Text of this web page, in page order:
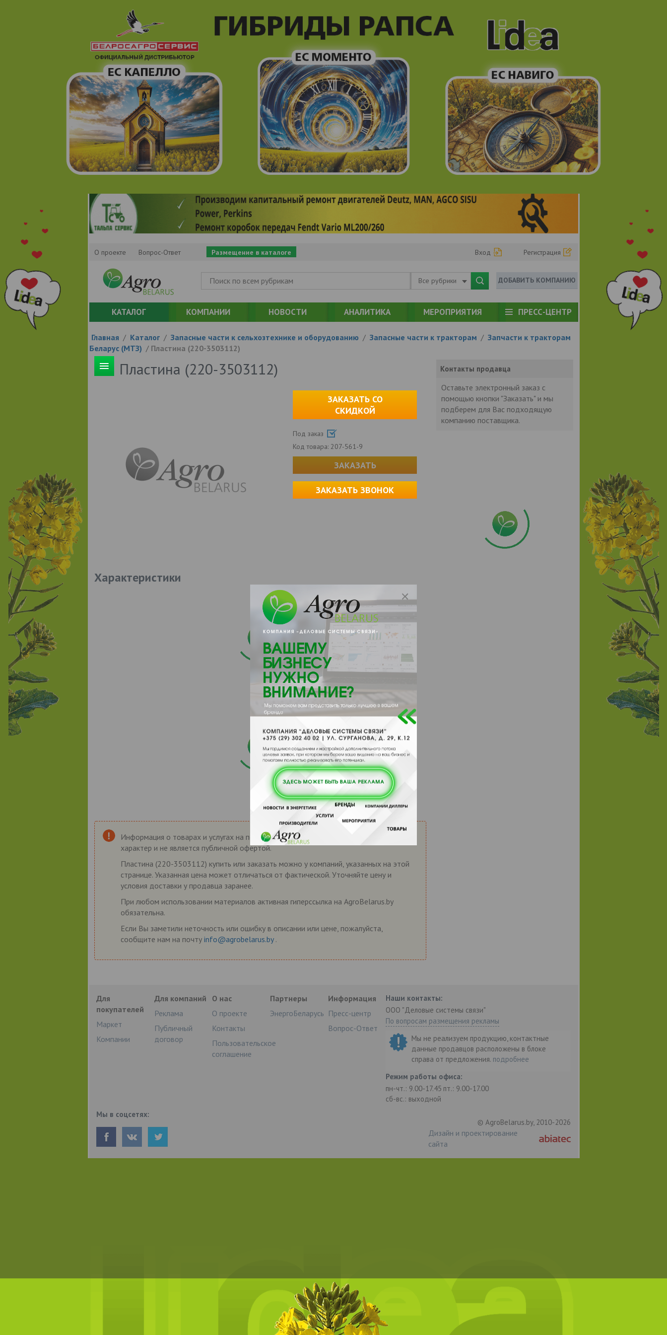
О проекте Вопрос-Ответ Размещение в каталоге Вход Регистрация
Все рубрики ДОБАВИТЬ КОМПАНИЮ
КАТАЛОГ КОМПАНИИ НОВОСТИ АНАЛИТИКА МЕРОПРИЯТИЯ ПРЕСС-ЦЕНТР
Главная / Каталог / Запасные части к сельхозтехнике и оборудованию / Запасные части к тракторам / Запчасти к тракторам
Беларус (МТЗ) / Пластина (220-3503112)
Пластина (220-3503112)
ЗАКАЗАТЬ СО
СКИДКОЙ
Под заказ
Код товара: 207-561-9
ЗАКАЗАТЬ
ЗАКАЗАТЬ ЗВОНОК
Характеристики
Контакты продавца
Оставьте электронный заказ с
помощью кнопки "Заказать" и мы
подберем для Вас подходящую
компанию поставщика.
Информация о товарах и услугах на портале AgroBelarus.by носит справочный
характер и не является публичной офертой.
Пластина (220-3503112) купить или заказать можно у компаний, указанных на этой
странице. Указанная цена может отличаться от фактической. Уточняйте цену и
условия доставки у продавца заранее.
При любом использовании материалов активная гиперссылка на AgroBelarus.by
обязательна.
Если Вы заметили неточность или ошибку в описании или цене, пожалуйста,
сообщите нам на почту info@agrobelarus.by .
Для
покупателей
Маркет
Компании
Для компаний
Реклама
Публичный
договор
О нас
О проекте
Контакты
Пользовательское
соглашение
Партнеры
ЭнергоБеларусь
Информация
Пресс-центр
Вопрос-Ответ
Наши контакты:
ООО "Деловые системы связи"
По вопросам размещения рекламы
Мы не реализуем продукцию, контактные
данные продавцов расположены в блоке
справа от предложения. подробнее
Режим работы офиса:
пн-чт.: 9.00-17.45 пт.: 9.00-17.00
сб-вс.: выходной
Мы в соцсетях:
© AgroBelarus.by, 2010-2026
Дизайн и проектирование
сайта